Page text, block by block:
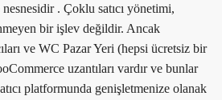
nesnesidir . Çoklu satıcı yönetimi,
bir işlev değildir. Ancak
ve WC Pazar Yeri (hepsi ücretsiz bir
uzantıları vardır ve bunlar
platformunda genişletmenize olanak